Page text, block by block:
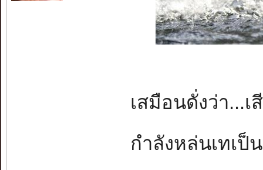
เสมือนดั่งว่า...เ
กำลังหล่นเทเ